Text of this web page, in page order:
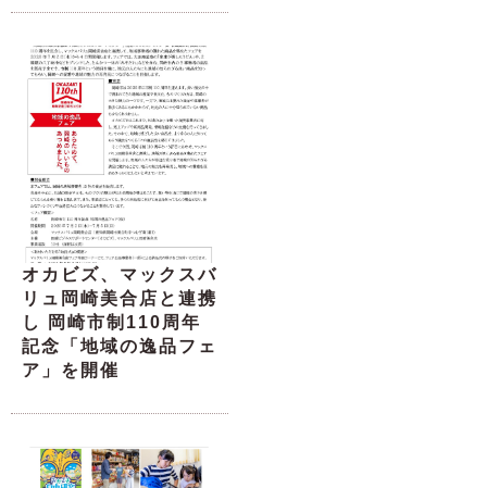
オカビズ、マックスバ
リュ岡崎美合店と連携
し 岡崎市制110周年
記念「地域の逸品フェ
ア」を開催